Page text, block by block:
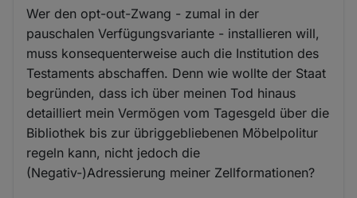
Wer den opt-out-Zwang - zumal in der
pauschalen Verfügungsvariante - installieren will,
muss konsequenterweise auch die Institution des
Testaments abschaffen. Denn wie wollte der Staat
begründen, dass ich über meinen Tod hinaus
detailliert mein Vermögen vom Tagesgeld über die
Bibliothek bis zur übriggebliebenen Möbelpolitur
regeln kann, nicht jedoch die
(Negativ-)Adressierung meiner Zellformationen?